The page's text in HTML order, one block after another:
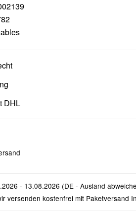
DHL
- 13.08.2026 (DE - Ausland
versenden kostenfrei mit Paketversand